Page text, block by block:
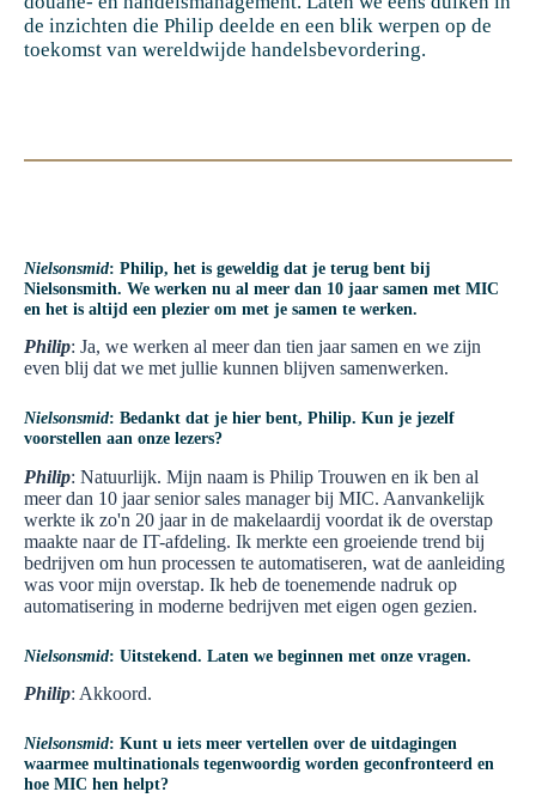
de inzichten die Philip deelde en een blik werpen op de
toekomst van wereldwijde handelsbevordering.
Nielsonsmid: Philip, het is geweldig dat je terug bent bij
Nielsonsmith. We werken nu al meer dan 10 jaar samen met MIC
en het is altijd een plezier om met je samen te werken.
Philip: Ja, we werken al meer dan tien jaar samen en we zijn
even blij dat we met jullie kunnen blijven samenwerken.
Nielsonsmid: Bedankt dat je hier bent, Philip. Kun je jezelf
voorstellen aan onze lezers?
Philip: Natuurlijk. Mijn naam is Philip Trouwen en ik ben al
meer dan 10 jaar senior sales manager bij MIC. Aanvankelijk
werkte ik zo'n 20 jaar in de makelaardij voordat ik de overstap
maakte naar de IT-afdeling. Ik merkte een groeiende trend bij
bedrijven om hun processen te automatiseren, wat de aanleiding
was voor mijn overstap. Ik heb de toenemende nadruk op
automatisering in moderne bedrijven met eigen ogen gezien.
Nielsonsmid: Uitstekend. Laten we beginnen met onze vragen.
Philip: Akkoord.
Nielsonsmid: Kunt u iets meer vertellen over de uitdagingen
waarmee multinationals tegenwoordig worden geconfronteerd en
hoe MIC hen helpt?